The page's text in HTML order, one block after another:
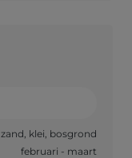
zand, klei, bosgrond
februari - maart